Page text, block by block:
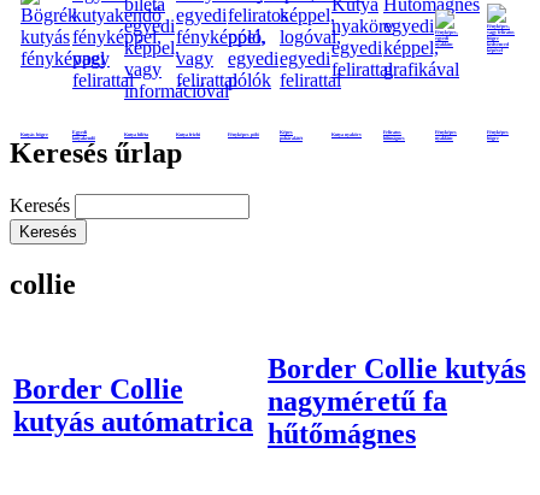
Kutyás bögre
Egyedi
kutyakendő
Kutya biléta Kutya frizbi Fényképes póló
Képes
poháralátét
Kutya nyakörv
Feliratos
hűtmágnes
Fényképes
nyaklánc
Fényképes
bögre
Keresés űrlap
Keresés
collie
Border Collie
kutyás autómatrica
Border Collie kutyás
nagyméretű fa
hűtőmágnes